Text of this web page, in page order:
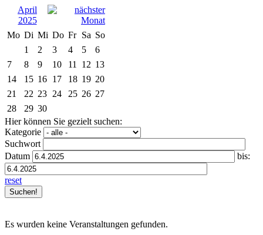
April
2025
Mo Di Mi Do Fr Sa So
1
2 3 4 5
6
7
8 9 10 11 12 13
14
15 16 17 18 19 20
21
22 23 24 25 26 27
28
29 30
Hier können Sie gezielt suchen:
Kategorie
Suchwort
Datum
bis:
reset
Es wurden keine Veranstaltungen gefunden.